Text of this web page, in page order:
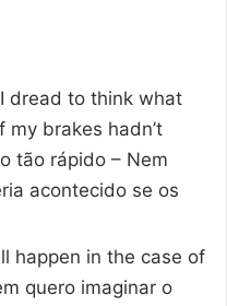
dread to think what
brakes hadn’t
tão rápido – Nem
acontecido se os
happen in the case of
quero imaginar o